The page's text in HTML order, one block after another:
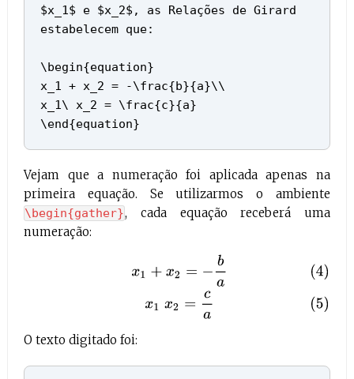
$x_1$ e $x_2$, as Relações de Girard
estabelecem que:
\begin{equation}
x_1 + x_2 = -\frac{b}{a}\\
x_1\ x_2 = \frac{c}{a}
\end{equation}
Vejam que a numeração foi aplicada apenas na
primeira equação. Se utilizarmos o ambiente
\begin{gather}, cada equação receberá uma
numeração:
x2
O texto digitado foi: